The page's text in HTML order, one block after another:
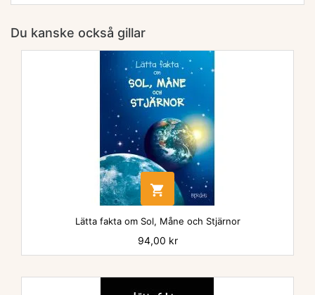
Du kanske också gillar

Lätta fakta om Sol, Måne och Stjärnor
Pris
94,00 kr